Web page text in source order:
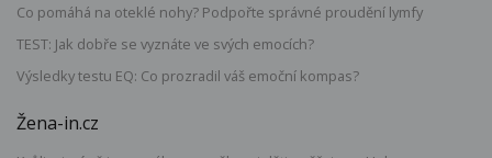
Co pomáhá na oteklé nohy? Podpořte správné proudění lymfy
TEST: Jak dobře se vyznáte ve svých emocích?
Výsledky testu EQ: Co prozradil váš emoční kompas?
Žena-in.cz